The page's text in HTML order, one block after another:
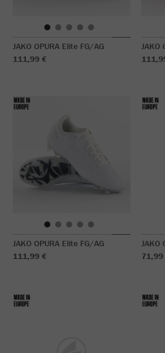
JAKO OPURA Elite FG/AG
111,99 €
JAKO
JAKO OPURA Elite FG/AG
111,99 €
JAKO
71,99